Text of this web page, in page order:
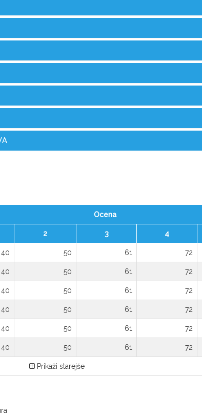
Ocena
2 3 4
40 50 61 72
40 50 61 72
40 50 61 72
40 50 61 72
40 50 61 72
40 50 61 72
Prikaži starejše